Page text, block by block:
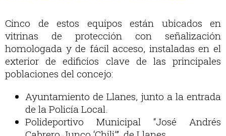
Cinco de estos equipos están ubicados en
vitrinas de protección con señalización
homologada y de fácil acceso, instaladas en el
exterior de edificios clave de las principales
poblaciones del concejo:
Ayuntamiento de Llanes, junto a la entrada
de la Policía Local.
Polideportivo Municipal “José Andrés